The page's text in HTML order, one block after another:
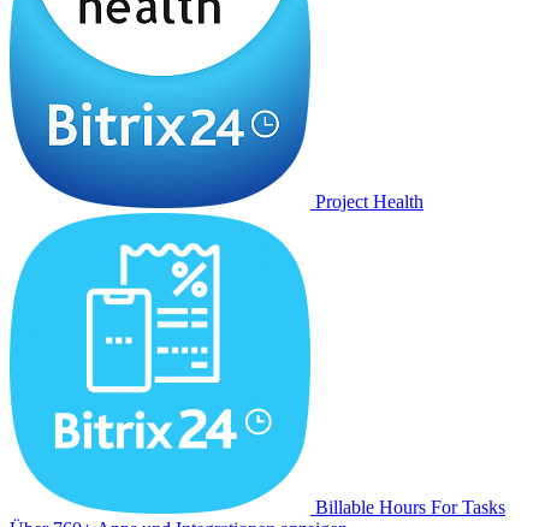
Project Health
Billable Hours For Tasks